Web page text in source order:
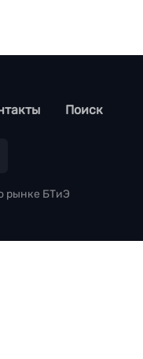
Поиск
рынке БТиЭ